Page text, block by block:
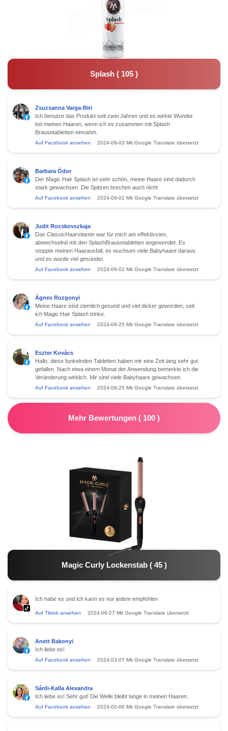
Splash ( 105 )
Zsuzsanna Varga-Biri
Ich benutze das Produkt seit zwei Jahren und es wirkte Wunder
bei meinen Haaren, wenn ich es zusammen mit Splash
Brausetabletten einnahm.
Auf Facebook ansehen 2024-09-03 Mit Google Translate übersetzt
Barbara Ódor
Der Magic Hair Splash ist sehr schön, meine Haare sind dadurch
stark gewachsen. Die Spitzen brechen auch nicht
Auf Facebook ansehen 2024-09-02 Mit Google Translate übersetzt
Judit Rozskovszkaja
Das ClassicHaarvitamin war für mich am effektivsten,
abwechselnd mit den SplashBrausetabletten angewendet. Es
stoppte meinen Haarausfall, es wuchsen viele Babyhaare daraus
und es wurde viel gesünder.
Auf Facebook ansehen 2024-09-02 Mit Google Translate übersetzt
Ágnes Rozgonyi
Meine Haare sind ziemlich gesund und viel dicker geworden, seit
ich Magic Hair Splash trinke.
Auf Facebook ansehen 2024-08-25 Mit Google Translate übersetzt
Eszter Kovács
Hallo, diese funkelnden Tabletten haben mir eine Zeit lang sehr gut
gefallen. Nach etwa einem Monat der Anwendung bemerkte ich die
Veränderung wirklich. Mir sind viele Babyhaare gewachsen.
Auf Facebook ansehen 2024-08-25 Mit Google Translate übersetzt
Mehr Bewertungen ( 100 )
Magic Curly Lockenstab( 45)
Ich habe es und ich kann es nur jedem empfehlen
Auf Tiktok ansehen 2024-06-27 Mit Google Translate übersetzt
Anett Bakonyi
Ich liebe es!
Auf Facebook ansehen 2024-03-07 Mit Google Translate übersetzt
Sárdi-Kalla Alexandra
Ich liebe es! Sehr gut! Die Welle bleibt lange in meinen Haaren.
Auf Facebook ansehen 2024-02-06 Mit Google Translate übersetzt